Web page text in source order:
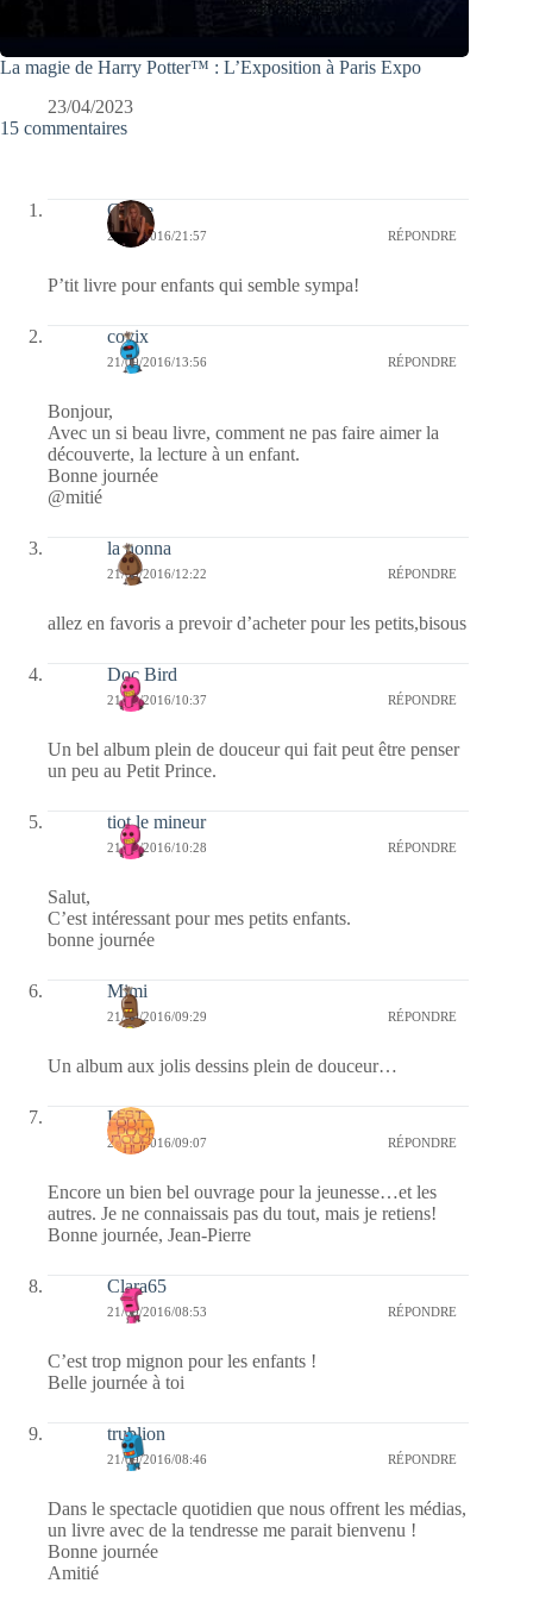
La magie de Harry Potter™ : L’Exposition à Paris Expo
23/04/2023
15 commentaires
Carrie
22/09/2016/21:57 RÉPONDRE
P’tit livre pour enfants qui semble sympa!
covix
21/09/2016/13:56 RÉPONDRE
Bonjour,
Avec un si beau livre, comment ne pas faire aimer la
découverte, la lecture à un enfant.
Bonne journée
@mitié
la nonna
21/09/2016/12:22 RÉPONDRE
allez en favoris a prevoir d’acheter pour les petits,bisous
Doc Bird
21/09/2016/10:37 RÉPONDRE
Un bel album plein de douceur qui fait peut être penser
un peu au Petit Prince.
tiot le mineur
21/09/2016/10:28 RÉPONDRE
Salut,
C’est intéressant pour mes petits enfants.
bonne journée
Mimi
21/09/2016/09:29 RÉPONDRE
Un album aux jolis dessins plein de douceur…
Laret
21/09/2016/09:07 RÉPONDRE
Encore un bien bel ouvrage pour la jeunesse…et les
autres. Je ne connaissais pas du tout, mais je retiens!
Bonne journée, Jean-Pierre
Clara65
21/09/2016/08:53 RÉPONDRE
C’est trop mignon pour les enfants !
Belle journée à toi
trublion
21/09/2016/08:46 RÉPONDRE
Dans le spectacle quotidien que nous offrent les médias,
un livre avec de la tendresse me parait bienvenu !
Bonne journée
Amitié